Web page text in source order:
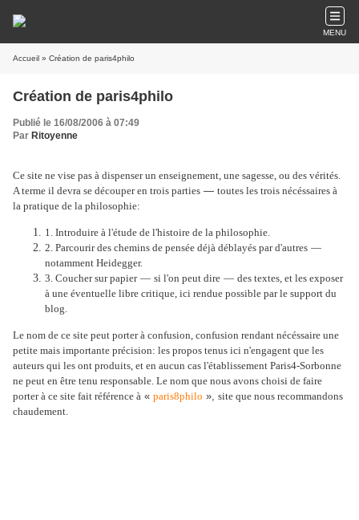
MENU
Accueil » Création de paris4philo
Création de paris4philo
Publié le 16/08/2006 à 07:49
Par Ritoyenne
Ce site ne vise pas à dispenser un enseignement, une sagesse, ou des vérités.
A terme il devra se découper en trois parties — toutes les trois nécéssaires à
la pratique de la philosophie:
1. Introduire à l'étude de l'histoire de la philosophie.
2. Parcourir des chemins de pensée déjà déblayés par d'autres —
notamment Heidegger.
3. Coucher sur papier — si l'on peut dire — des textes, et les exposer
à une éventuelle libre critique, ici rendue possible par le support du
blog.
Le nom de ce site peut porter à confusion, confusion rendant nécéssaire une
petite mais importante précision: les propos tenus ici n'engagent que les
auteurs qui les ont produits, et en aucun cas l'établissement Paris4-Sorbonne
ne peut en être tenu responsable. Le nom que nous avons choisi de faire
porter à ce site fait référence à « paris8philo », site que nous recommandons
chaudement.